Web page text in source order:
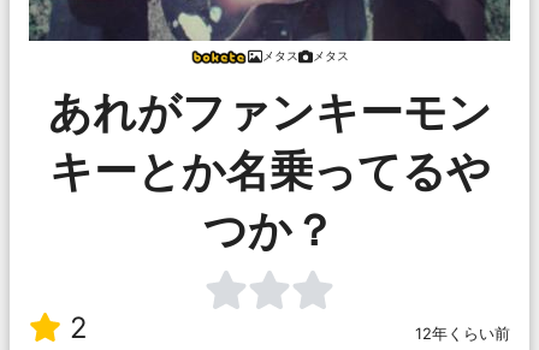
メタス メタス
あれがファンキーモン
キーとか名乗ってるや
つか？
2 12年くらい前